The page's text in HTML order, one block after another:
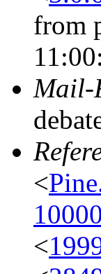
from
Mail-
<
<